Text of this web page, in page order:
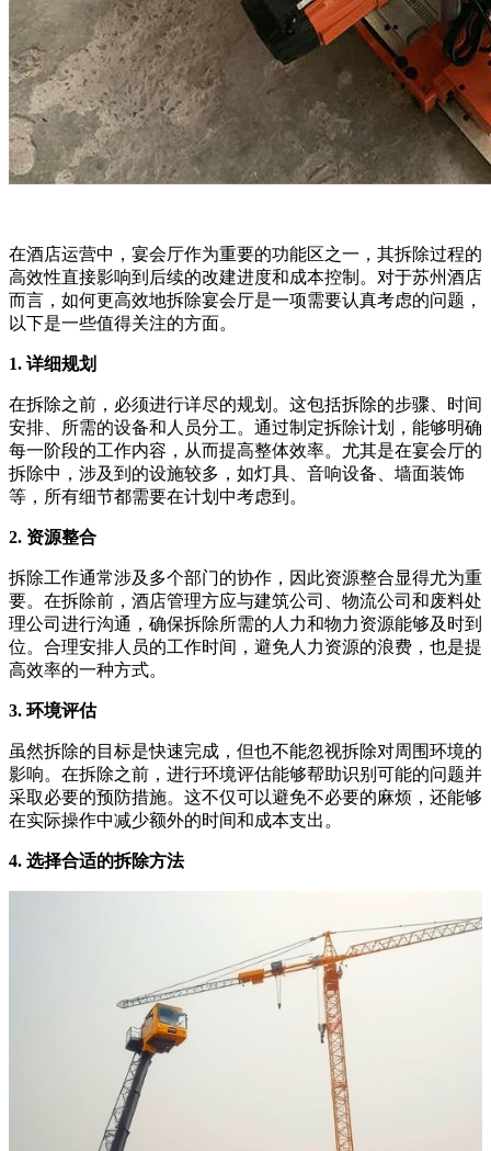
在酒店运营中，宴会厅作为重要的功能区之一，其拆除过程的
高效性直接影响到后续的改建进度和成本控制。对于苏州酒店
而言，如何更高效地拆除宴会厅是一项需要认真考虑的问题，
以下是一些值得关注的方面。
1. 详细规划
在拆除之前，必须进行详尽的规划。这包括拆除的步骤、时间
安排、所需的设备和人员分工。通过制定拆除计划，能够明确
每一阶段的工作内容，从而提高整体效率。尤其是在宴会厅的
拆除中，涉及到的设施较多，如灯具、音响设备、墙面装饰
等，所有细节都需要在计划中考虑到。
2. 资源整合
拆除工作通常涉及多个部门的协作，因此资源整合显得尤为重
要。在拆除前，酒店管理方应与建筑公司、物流公司和废料处
理公司进行沟通，确保拆除所需的人力和物力资源能够及时到
位。合理安排人员的工作时间，避免人力资源的浪费，也是提
高效率的一种方式。
3. 环境评估
虽然拆除的目标是快速完成，但也不能忽视拆除对周围环境的
影响。在拆除之前，进行环境评估能够帮助识别可能的问题并
采取必要的预防措施。这不仅可以避免不必要的麻烦，还能够
在实际操作中减少额外的时间和成本支出。
4. 选择合适的拆除方法